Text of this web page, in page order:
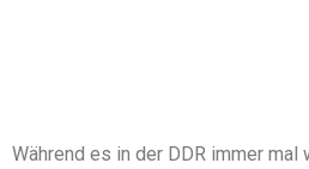
Während es in der DDR immer mal